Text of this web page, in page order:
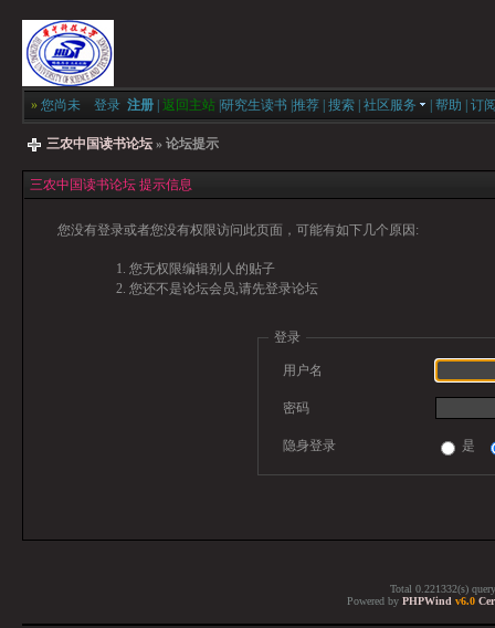
» 您尚未 登录 注册 返回主站 研究生读书 推荐 搜索 社区服务 帮助 订
三农中国读书论坛 » 论坛提示
三农中国读书论坛 提示信息
您没有登录或者您没有权限访问此页面，可能有如下几个原因:
您无权限编辑别人的贴子
您还不是论坛会员,请先登录论坛
登录
用户名
密码
隐身登录 是
Total 0.221332(s)
Powered by PHPWind v6.0